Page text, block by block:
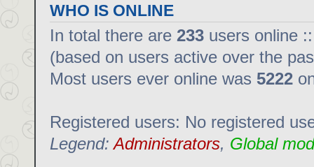
WHO IS ONLINE
In total there are 233 users online
(based on users active over the
Most users ever online was 5222
Registered users: No registered
Legend:Administrators, Global